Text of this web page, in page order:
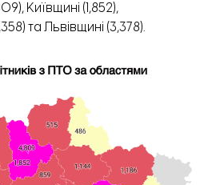
Київщині (1,852),
та Львівщині (3,378).